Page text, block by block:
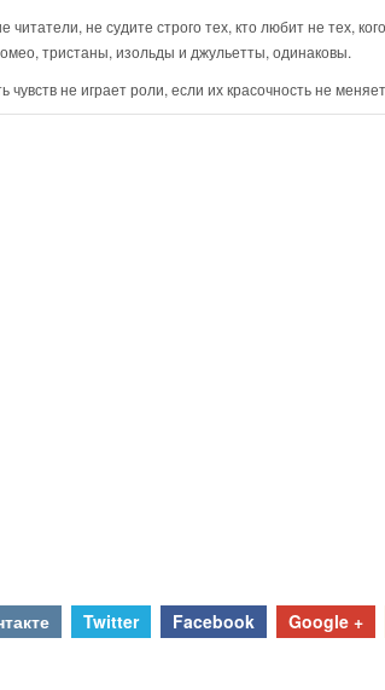
читатели, не судите строго тех, кто любит не тех,
тристаны, изольды и джульетты, одинаковы.
чувств не играет роли, если их красочность не
Twitter Facebook Google +